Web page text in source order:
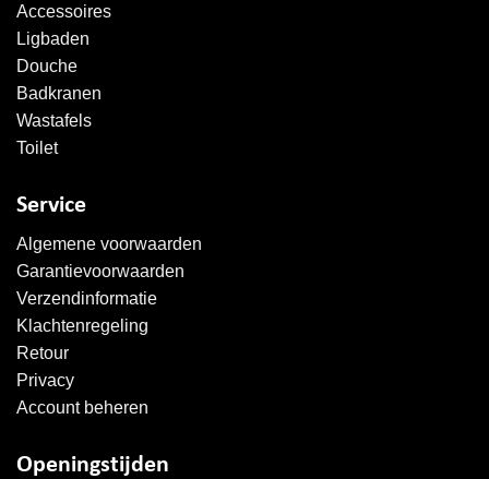
Accessoires
Ligbaden
Douche
Badkranen
Wastafels
Toilet
Service
Algemene voorwaarden
Garantievoorwaarden
Verzendinformatie
Klachtenregeling
Retour
Privacy
Account beheren
Openingstijden